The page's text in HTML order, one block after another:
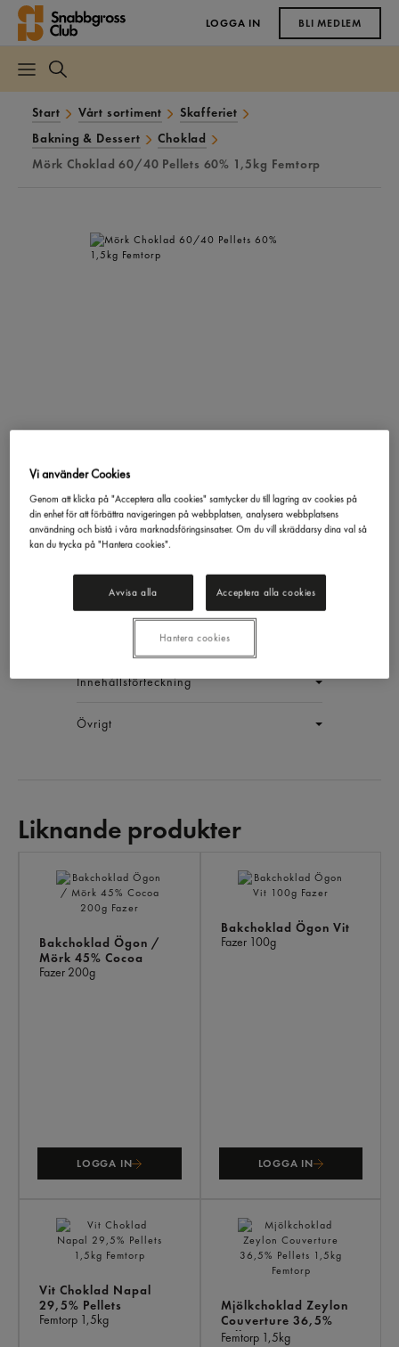
LOGGA IN BLI MEDLEM
Start Vårt sortiment
Skafferiet
Bakning & Dessert
Choklad
Mörk Choklad 60/40 Pellets 60% 1,5kg Femtorp
Mörk Choklad 60/40
Pellets 60%
Femtorp
LOGGA IN
Generell produktinfo
Innehållsförteckning
Övrigt
Liknande produkter
Bakchoklad Ögon /
Mörk 45% Cocoa
Fazer 200g
LOGGA IN
Bakchoklad Ögon Vit
Fazer 100g
LOGGA IN
Vit Choklad Napal
29,5% Pellets
Femtorp 1,5kg
Mjölkchoklad Zeylon
Couverture 36,5%
Pellets
Femtorp 1,5kg
Vi använder Cookies
Genom att klicka på "Acceptera alla cookies" samtycker du till lagring av cookies på
din enhet för att förbättra navigeringen på webbplatsen, analysera webbplatsens
användning och bistå i våra marknadsföringsinsatser. Om du vill skräddarsy dina val så
kan du trycka på "Hantera cookies".
Avvisa alla Acceptera alla cookies
Hantera cookies